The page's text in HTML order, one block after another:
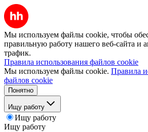
Мы используем файлы cookie, чтобы
правильную работу нашего веб-сайта и
трафик.
Правила использования файлов cookie
Мы используем файлы cookie. Правила
файлов cookie
Понятно
Ищу работу
Ищу работу
Ищу работу